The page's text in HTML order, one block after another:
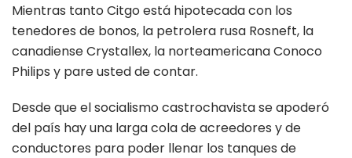
Mientras tanto Citgo está hipotecada con los
tenedores de bonos, la petrolera rusa Rosneft, la
canadiense Crystallex, la norteamericana Conoco
Philips y pare usted de contar.
Desde que el socialismo castrochavista se apoderó
del país hay una larga cola de acreedores y de
conductores para poder llenar los tanques de